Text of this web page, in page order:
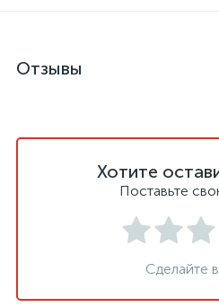
Отзывы
Хотите
Поставьте
Сделайте